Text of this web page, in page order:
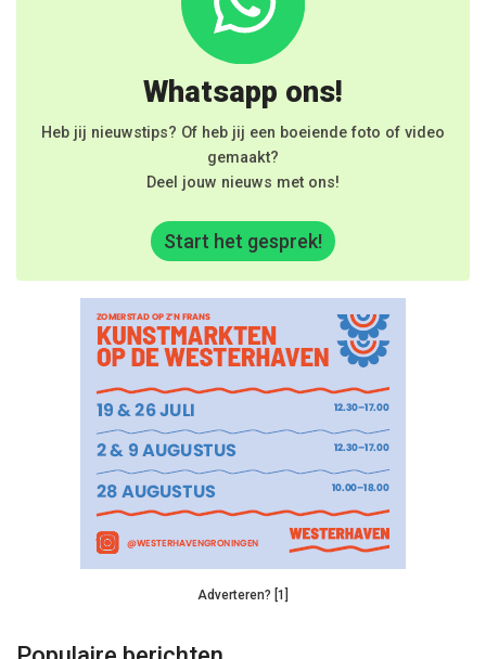
Whatsapp ons!
Heb jij nieuwstips? Of heb jij een boeiende foto of video
gemaakt?
Deel jouw nieuws met ons!
Start het gesprek!
Adverteren? [1]